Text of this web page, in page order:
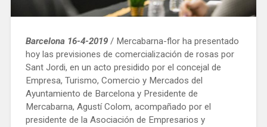
Barcelona 16-4-2019/ Mercabarna-flor ha presentado
hoy las previsiones de comercialización de rosas por
Sant Jordi, en un acto presidido por el concejal de
Empresa, Turismo, Comercio y Mercados del
Ayuntamiento de Barcelona y Presidente de
Mercabarna, Agustí Colom, acompañado por el
presidente de la Asociación de Empresarios y